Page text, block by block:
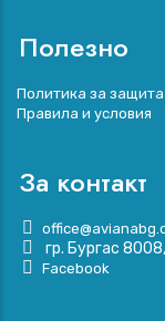
Полезно
Footer
menu
Политика за
Правила и условия
За контакт
гр. Бургас
Facebook